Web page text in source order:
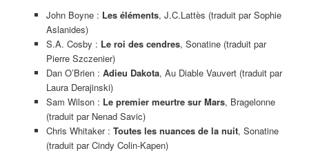
John Boyne : Les éléments, J.C.Lattès (traduit par Sophie
Aslanides)
S.A. Cosby : Le roi des cendres, Sonatine (traduit par
Pierre Szczenier)
Dan O’Brien : Adieu Dakota, Au Diable Vauvert (traduit par
Laura Derajinski)
Sam Wilson : Le premier meurtre sur Mars, Bragelonne
(traduit par Nenad Savic)
Chris Whitaker : Toutes les nuances de la nuit, Sonatine
(traduit par Cindy Colin-Kapen)